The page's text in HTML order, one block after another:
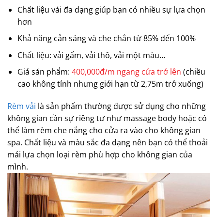
Chất liệu vải đa dạng giúp bạn có nhiều sự lựa chọn
hơn
Khả năng cản sáng và che chắn từ 85% đến 100%
Chất liệu: vải gấm, vải thô, vải một màu…
Giá sản phẩm: 400,000đ/m ngang cửa trở lên (chiều
cao không tính nhưng giới hạn từ 2,75m trở xuống)
Rèm vải là sản phẩm thường được sử dụng cho những
không gian cần sự riêng tư như massage body hoặc có
thể làm rèm che nắng cho cửa ra vào cho không gian
spa. Chất liệu và màu sắc đa dạng nên bạn có thể thoải
mái lựa chọn loại rèm phù hợp cho không gian của
mình.